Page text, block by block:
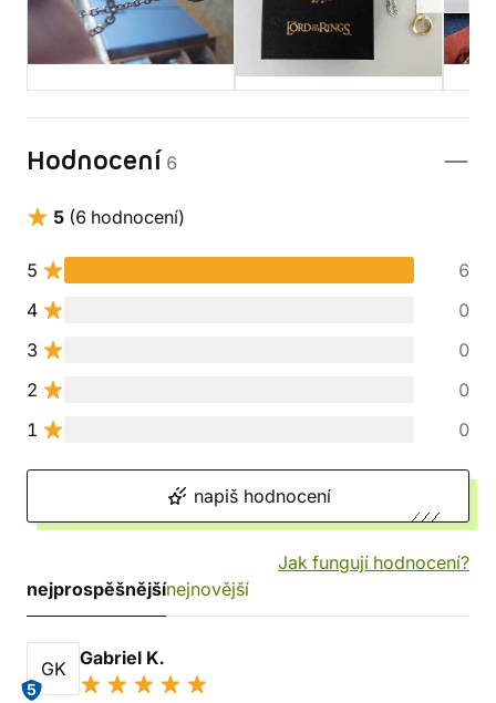
Hodnocení 6
5 (6 hodnocení)
5
6
4
0
3
0
2
0
1
0
napiš hodnocení
Jak fungují hodnocení?
nejprospěšnějšínejnovější
GK
5
Gabriel K.